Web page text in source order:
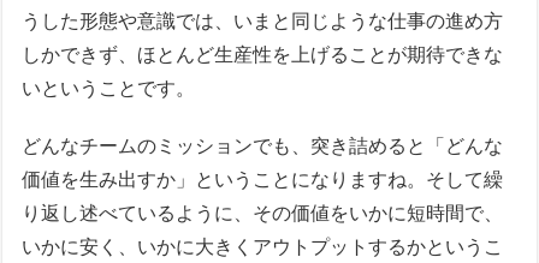
うした形態や意識では、いまと同じような仕事の進め方
しかできず、ほとんど生産性を上げることが期待できな
いということです。
どんなチームのミッションでも、突き詰めると「どんな
価値を生み出すか」ということになりますね。そして繰
り返し述べているように、その価値をいかに短時間で、
いかに安く、いかに大きくアウトプットするかというこ